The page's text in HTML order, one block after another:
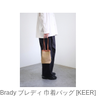
Brady ブレディ 巾着バッグ [KEER]